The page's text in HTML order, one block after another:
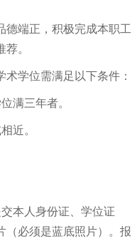
端正，积极完成本职工
。
学位需满足以下条件：
三年者。
近。
本人身份证、学位证
（必须是蓝底照片）。报